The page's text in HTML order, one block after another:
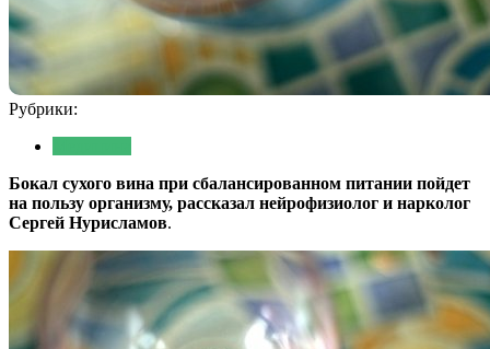
Рубрики:
Бокал сухого вина при сбалансированном питании пойдет
на пользу организму, рассказал нейрофизиолог и нарколог
Сергей Нурисламов.